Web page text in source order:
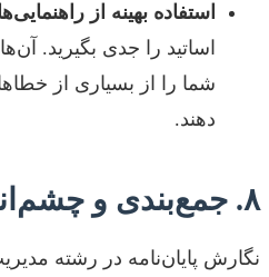
استفاده بهینه از
اساتید را جدی بگیرید.
شما را از بسیاری از
دهند.
۸. جمع‌بندی و چشم‌انداز آینده
نگارش پایان‌نامه در رشته